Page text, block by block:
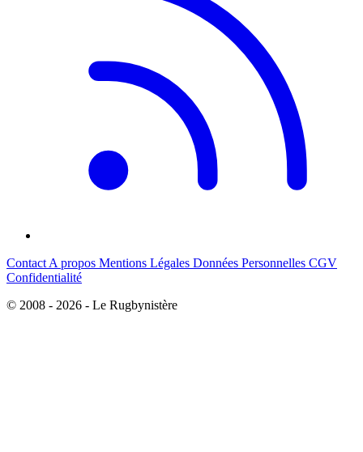
Contact A propos Mentions Légales Données Personnelles CGV
Confidentialité
© 2008 - 2026 - Le Rugbynistère